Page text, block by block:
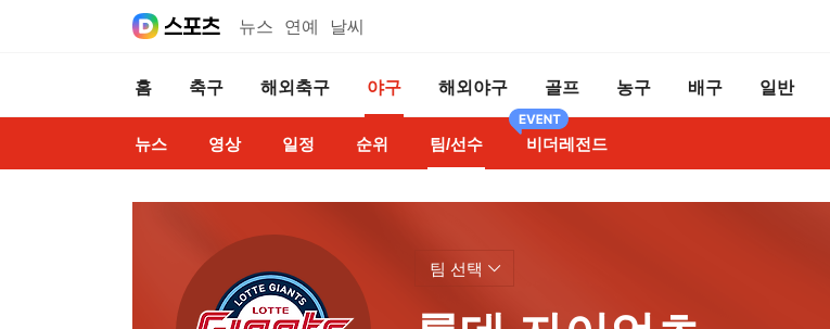
뉴스 연예 날씨
홈 축구 해외축구 야구 해외야구 골프 농구 배구 일반
뉴스 영상 일정 순위 팀/선수 비더레전드
팀 선택